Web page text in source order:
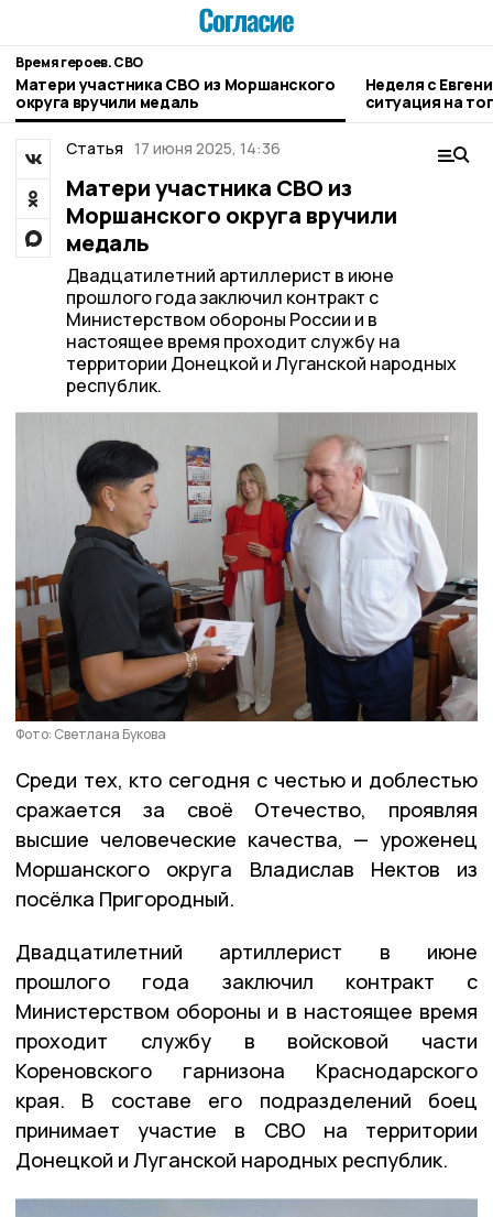
Время героев. СВО
Матери участника СВО из Моршанского
округа вручили медаль
Неделя с
ситуация на
городе и
Статья 17 июня 2025, 14:36
Матери участника СВО из
Моршанского округа вручили
медаль
Двадцатилетний артиллерист в июне
прошлого года заключил контракт с
Министерством обороны России и в
настоящее время проходит службу на
территории Донецкой и Луганской народных
республик.
Фото: Светлана Букова
Среди тех, кто сегодня с честью и доблестью
сражается за своё Отечество, проявляя
высшие человеческие качества, — уроженец
Моршанского округа Владислав Нектов из
посёлка Пригородный.
Двадцатилетний артиллерист в июне
прошлого года заключил контракт с
Министерством обороны и в настоящее время
проходит службу в войсковой части
Кореновского гарнизона Краснодарского
края. В составе его подразделений боец
принимает участие в СВО на территории
Донецкой и Луганской народных республик.